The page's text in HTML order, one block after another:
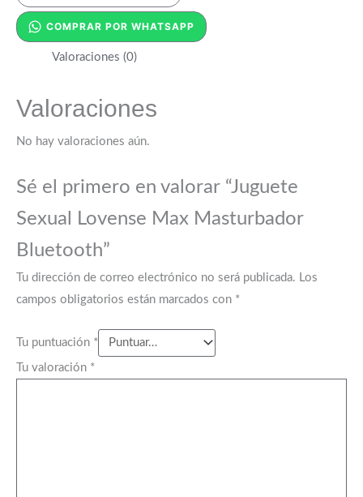
COMPRAR POR WHATSAPP
Valoraciones (0)
Valoraciones
No hay valoraciones aún.
Sé el primero en valorar “Juguete
Sexual Lovense Max Masturbador
Bluetooth”
Tu dirección de correo electrónico no será publicada. Los
campos obligatorios están marcados con *
Tu puntuación *
Tu valoración *